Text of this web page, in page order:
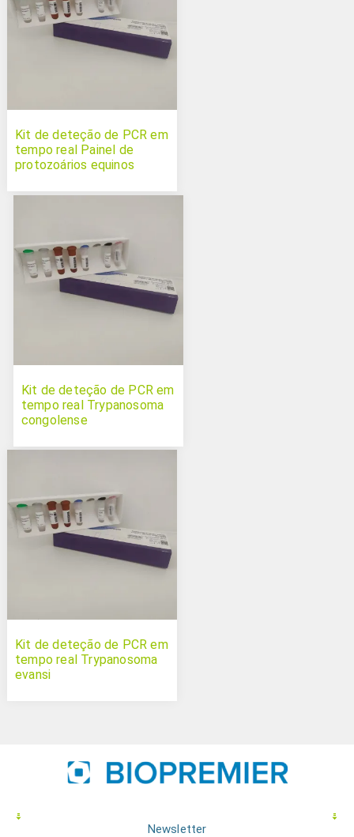
Kit de deteção de PCR em
tempo real Painel de
protozoários equinos
Kit de deteção de PCR em
tempo real Trypanosoma
congolense
Kit de deteção de PCR em
tempo real Trypanosoma
evansi
Newsletter